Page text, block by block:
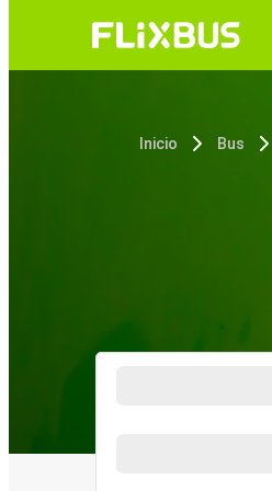
Inicio Bus